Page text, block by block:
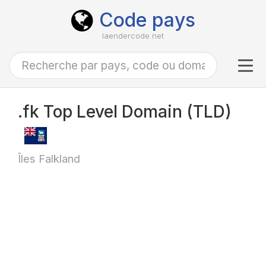
Code pays
laendercode.net
.fk Top Level Domain (TLD)
Îles Falkland